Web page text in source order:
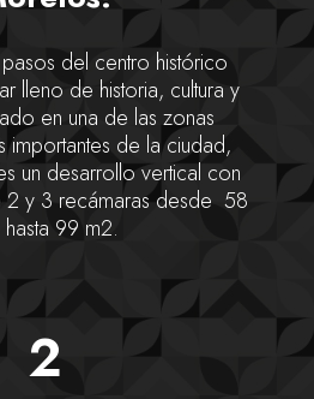
del centro histórico
lleno de historia, cultura y
en una de las zonas
importantes de la ciudad,
un desarrollo vertical con
2 y 3 recámaras desde 58
99 m2.
2